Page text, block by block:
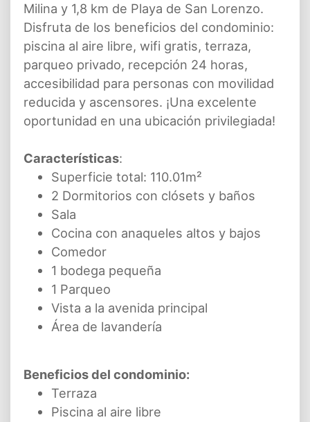
Milina y 1,8 km de Playa de San Lorenzo.
Disfruta de los beneficios del condominio:
piscina al aire libre, wifi gratis, terraza,
parqueo privado, recepción 24 horas,
accesibilidad para personas con movilidad
reducida y ascensores. ¡Una excelente
oportunidad en una ubicación privilegiada!
Características:
Superficie total: 110.01m²
2 Dormitorios con clósets y baños
Sala
Cocina con anaqueles altos y bajos
Comedor
1 bodega pequeña
1 Parqueo
Vista a la avenida principal
Área de lavandería
Beneficios del condominio:
Terraza
Piscina al aire libre